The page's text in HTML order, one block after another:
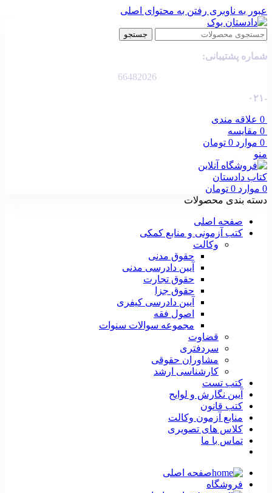
عبور به ناوبری رفتن به محتوای اصلی
جستجو
شماره پشتیبانی:
66482026
-۰۲۱
0 علاقه مندی
0 مقایسه
0 موارد 0 تومان
منو
0 موارد 0 تومان
دسته بندی محصولات
صفحه اصلی
کتب آزمونی و منابع کمکی
وکالت
حقوق مدنی
آیین دادرسی مدنی
حقوق تجارت
حقوق جزا
آیین دادرسی کیفری
اصول فقه
مجموعه سوالات سنوات
قضاوت
سردفتری
مشاوران حقوقی
کارشناسی ارشد
کتب تست
آیین نگارش و لوایح
کتب قانون
منابع آزمون وکالت
کلاس های تصویری
تماس با ما
صفحه اصلی
فروشگاه